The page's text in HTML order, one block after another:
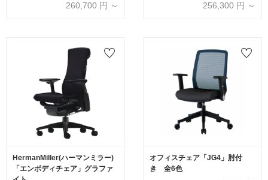
260,700 円 ～ 256,300 円 ～
HermanMiller(ハーマンミラー)
「エンボディチェア」グラファ
オフィスチェア「JG4」肘付
き 全6色